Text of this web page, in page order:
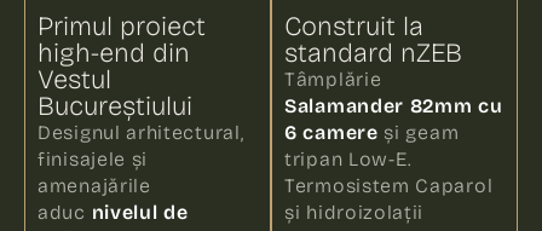
Primul proiect
high-end din
Vestul
Bucureștiului
Designul arhitectural,
finisajele și
amenajările
aduc nivelul de
Construit la
standard nZEB
Tâmplărie
Salamander 82mm cu
6 camere și geam
tripan Low-E.
Termosistem Caparol
și hidroizolații